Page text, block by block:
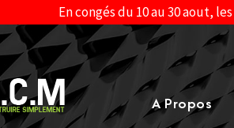
En congés du 10 au 30 aout,
A Propos